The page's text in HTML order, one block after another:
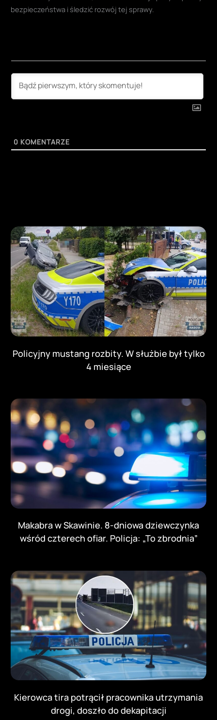
bezpieczeństwa i śledzić rozwój tej sprawy.
0 KOMENTARZE
Policyjny mustang rozbity. W służbie był tylko
4 miesiące
Makabra w Skawinie. 8-dniowa dziewczynka
wśród czterech ofiar. Policja: „To zbrodnia”
Kierowca tira potrącił pracownika utrzymania
drogi, doszło do dekapitacji